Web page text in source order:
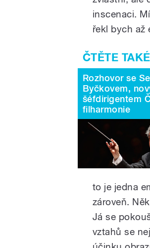
inscenaci.
řekl bych až
Rozhovor se
Byčkovem,
šéfdirigentem
filharmonie
to je jedna
zároveň.
Já se
vztahů se